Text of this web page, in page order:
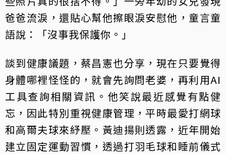
爸爸流淚，還貼心幫他擦眼淚安慰他，童言童
語說：「沒事我保護你。」
談到健康議題，蔡昌憲也分享，現在只要覺得
身體哪裡怪怪的，就會先詢問老婆，再利用AI
工具查詢相關資訊。他笑說最近感覺有點健
忘，因此特別重視健康管理，平時最愛打網球
和高爾夫球來紓壓。黃迪揚則透露，近年開始
建立固定運動習慣，透過打羽毛球和睡前儀式